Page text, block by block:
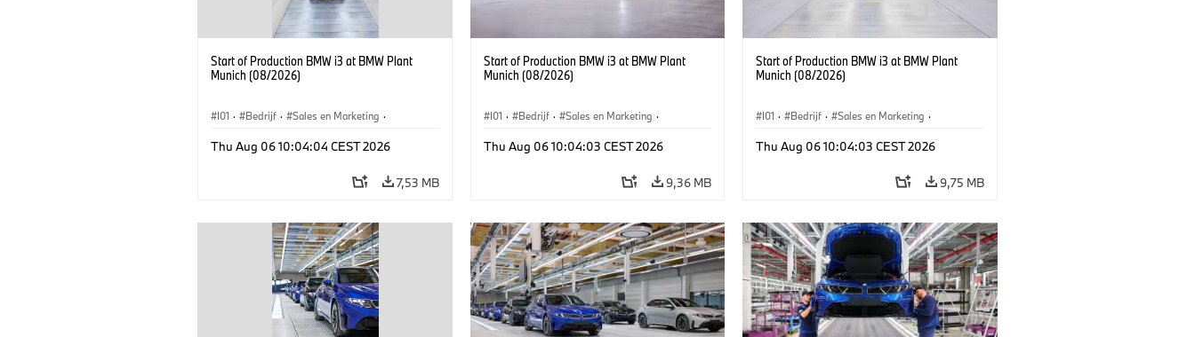
Start of Production BMW i3 at BMW Plant
Munich (08/2026)
I01 · Bedrijf · Sales en Marketing ·
Thu Aug 06 10:04:04 CEST 2026
7,53 MB
Start of Production BMW i3 at BMW Plant
Munich (08/2026)
I01 · Bedrijf · Sales en Marketing ·
Thu Aug 06 10:04:03 CEST 2026
9,36 MB
Start of Production BMW i3 at BMW Plant
Munich (08/2026)
I01 · Bedrijf · Sales en Marketing ·
Thu Aug 06 10:04:03 CEST 2026
9,75 MB